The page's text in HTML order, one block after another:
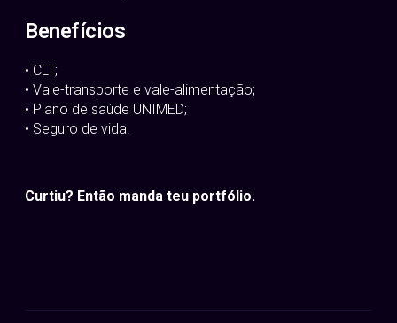
Benefícios
• CLT;
• Vale-transporte e vale-alimentação;
• Plano de saúde UNIMED;
• Seguro de vida.
Curtiu? Então manda teu portfólio.